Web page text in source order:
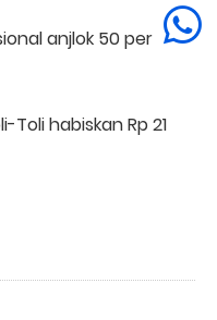
NEXT
anjlok 50 persen »
Toli habiskan Rp 21